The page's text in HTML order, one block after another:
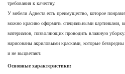
требования к качеству.
У мебели Адвеста есть преимущество, которое
можно красиво оформить специальными картинками,
материалов, позволяющих проводить влажную
нарисованы акриловыми красками, которые
и не выцветают.
Основные характеристики: